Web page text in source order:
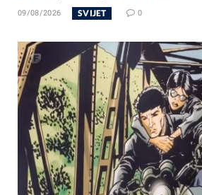
09/08/2026 SVIJET 0